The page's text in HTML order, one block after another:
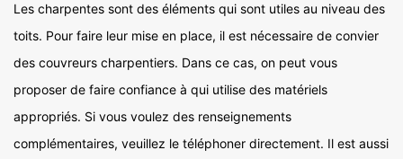
Les charpentes sont des éléments qui sont utiles au niveau des
toits. Pour faire leur mise en place, il est nécessaire de convier
des couvreurs charpentiers. Dans ce cas, on peut vous
proposer de faire confiance à qui utilise des matériels
appropriés. Si vous voulez des renseignements
complémentaires, veuillez le téléphoner directement. Il est aussi